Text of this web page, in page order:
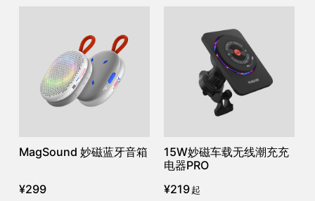
MagSound 妙磁蓝牙音箱
¥299
15W妙磁车载无线潮充充
电器PRO
¥219 起